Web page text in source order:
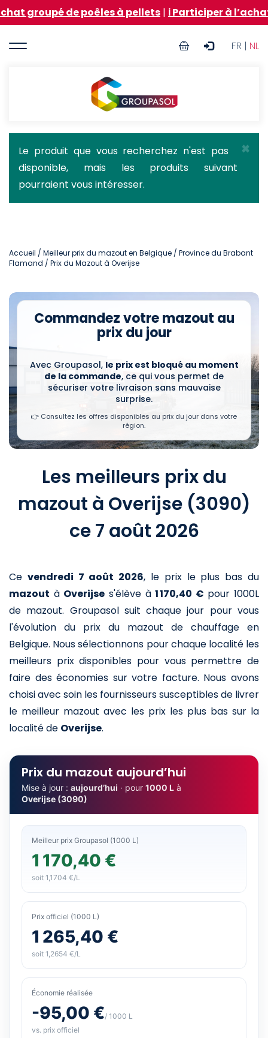
Aller
au
principal
de poêles à pellets|ℹ️ Participer à l’achat groupé
FR | NL
User
Groupasol
×
Message
d'état
Le produit que vous recherchez n'est pas
disponible, mais les produits suivant
pourraient vous intéresser.
Accueil / Meilleur prix du mazout en Belgique / Province du Brabant
Flamand / Prix du Mazout à Overijse
Commandez votre mazout au
prix du jour
Avec Groupasol, le prix est bloqué au moment
de la commande, ce qui vous permet de
sécuriser votre livraison sans mauvaise
surprise.
👉 Consultez les offres disponibles au prix du jour dans votre
région.
Les meilleurs prix du
mazout à Overijse (3090)
ce 7 août 2026
Ce vendredi 7 août 2026, le prix le plus bas du
mazout à Overijse s'élève à1 170,40 € pour 1000L
de mazout. Groupasol suit chaque jour pour vous
l'évolution du prix du mazout de chauffage en
Belgique. Nous sélectionnons pour chaque localité les
meilleurs prix disponibles pour vous permettre de
faire des économies sur votre facture. Nous avons
choisi avec soin les fournisseurs susceptibles de livrer
le meilleur mazout avec les prix les plus bas sur la
localité de Overijse.
Prix du mazout aujourd’hui
Mise à jour : aujourd’hui · pour 1000 L à
Overijse (3090)
Meilleur prix Groupasol (1000 L)
1 170,40 €
soit 1,1704 €/L
Prix officiel (1000 L)
1 265,40 €
soit 1,2654 €/L
Économie réalisée
-95,00 €/ 1000 L
vs. prix officiel